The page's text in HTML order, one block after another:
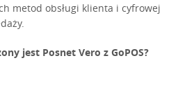
metod obsługi klienta i cyfrowej
jest Posnet Vero z GoPOS?